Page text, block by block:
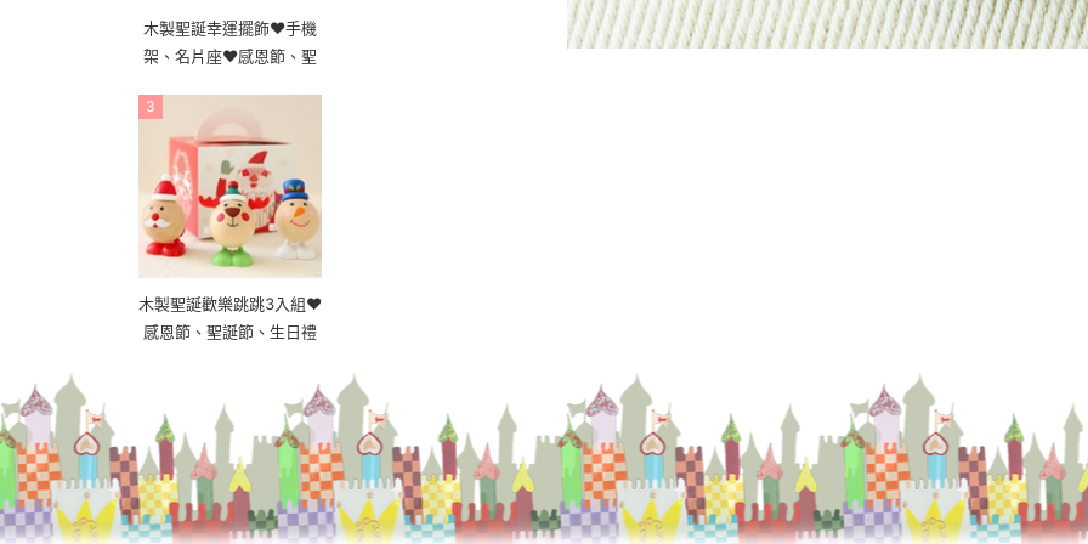
木製聖誕幸運擺飾❤手機
架、名片座❤感恩節、聖
3
木製聖誕歡樂跳跳3入組❤
感恩節、聖誕節、生日禮